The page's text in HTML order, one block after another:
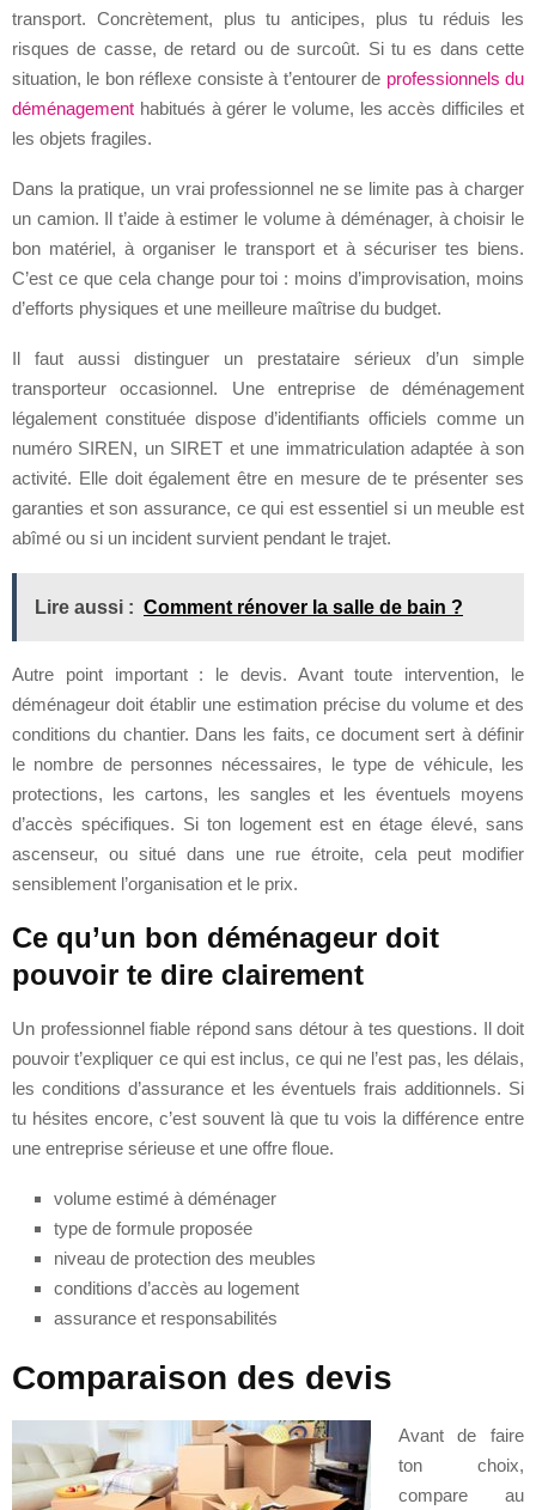
transport. Concrètement, plus tu anticipes, plus tu réduis les
risques de casse, de retard ou de surcoût. Si tu es dans cette
situation, le bon réflexe consiste à t’entourer de professionnels du
déménagement habitués à gérer le volume, les accès difficiles et
les objets fragiles.
Dans la pratique, un vrai professionnel ne se limite pas à charger
un camion. Il t’aide à estimer le volume à déménager, à choisir le
bon matériel, à organiser le transport et à sécuriser tes biens.
C’est ce que cela change pour toi : moins d’improvisation, moins
d’efforts physiques et une meilleure maîtrise du budget.
Il faut aussi distinguer un prestataire sérieux d’un simple
transporteur occasionnel. Une entreprise de déménagement
légalement constituée dispose d’identifiants officiels comme un
numéro SIREN, un SIRET et une immatriculation adaptée à son
activité. Elle doit également être en mesure de te présenter ses
garanties et son assurance, ce qui est essentiel si un meuble est
abîmé ou si un incident survient pendant le trajet.
Lire aussi : Comment rénover la salle de bain ?
Autre point important : le devis. Avant toute intervention, le
déménageur doit établir une estimation précise du volume et des
conditions du chantier. Dans les faits, ce document sert à définir
le nombre de personnes nécessaires, le type de véhicule, les
protections, les cartons, les sangles et les éventuels moyens
d’accès spécifiques. Si ton logement est en étage élevé, sans
ascenseur, ou situé dans une rue étroite, cela peut modifier
sensiblement l’organisation et le prix.
Ce qu’un bon déménageur doit
pouvoir te dire clairement
Un professionnel fiable répond sans détour à tes questions. Il doit
pouvoir t’expliquer ce qui est inclus, ce qui ne l’est pas, les délais,
les conditions d’assurance et les éventuels frais additionnels. Si
tu hésites encore, c’est souvent là que tu vois la différence entre
une entreprise sérieuse et une offre floue.
volume estimé à déménager
type de formule proposée
niveau de protection des meubles
conditions d’accès au logement
assurance et responsabilités
Comparaison des devis
Avant de faire
ton choix,
compare au